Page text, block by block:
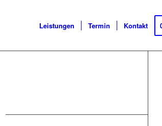
Leistungen Termin Kontakt